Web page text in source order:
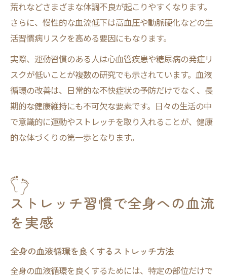
荒れなどさまざまな体調不良が起こりやすくなります。
さらに、慢性的な血流低下は高血圧や動脈硬化などの生
活習慣病リスクを高める要因にもなります。
実際、運動習慣のある人は心血管疾患や糖尿病の発症リ
スクが低いことが複数の研究でも示されています。血液
循環の改善は、日常的な不快症状の予防だけでなく、長
期的な健康維持にも不可欠な要素です。日々の生活の中
で意識的に運動やストレッチを取り入れることが、健康
的な体づくりの第一歩となります。
ストレッチ習慣で全身への血流
を実感
全身の血液循環を良くするストレッチ方法
全身の血液循環を良くするためには、特定の部位だけで